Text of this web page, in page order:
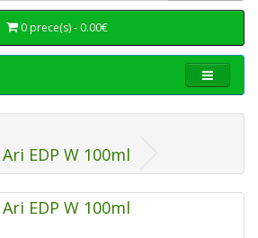
0 prece(s) - 0.00€
EDP W 100ml